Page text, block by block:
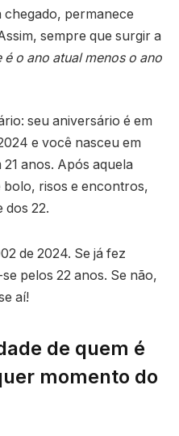
permanece
sempre que surgir a
é o ano atual menos o ano
seu aniversário é em
e você nasceu em
anos. Após aquela
risos e encontros,
dos 22.
de 2024. Se já fez
pelos 22 anos. Se não,
aí!
de quem é
momento do